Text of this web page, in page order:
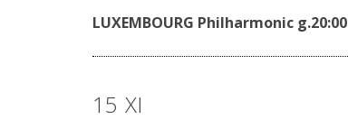
LUXEMBOURG Philharmonic g.20:00
15 XI